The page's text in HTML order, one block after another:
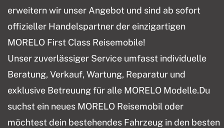
erweitern wir unser Angebot und sind ab sofort
offizieller Handelspartner der einzigartigen
MORELO First Class Reisemobile!
Unser zuverlässiger Service umfasst individuelle
Beratung, Verkauf, Wartung, Reparatur und
exklusive Betreuung für alle MORELO Modelle.Du
suchst ein neues MORELO Reisemobil oder
möchtest dein bestehendes Fahrzeug in den besten